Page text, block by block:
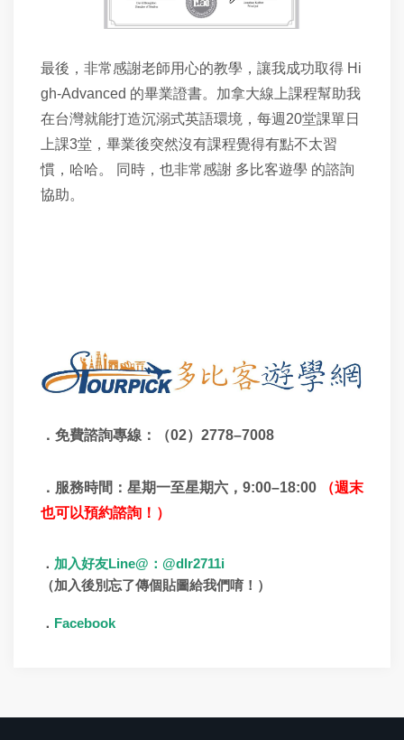
最後，非常感謝老師用心的教學，讓我成功取得 Hi
gh-Advanced 的畢業證書。加拿大線上課程幫助我
在台灣就能打造沉溺式英語環境，每週20堂課單日
上課3堂，畢業後突然沒有課程覺得有點不太習
慣，哈哈。
同時，也非常感謝 多比客遊學 的諮詢
協助。
．免費諮詢專線：（02） 2778–7008
．服務時間：星期一至星期六， 9:00–18:00
（週末
也可以預約諮詢！）
． 加入好友Line@ ： @dlr2711i
（加入後別忘了傳個貼圖給我們唷！）
． Facebook